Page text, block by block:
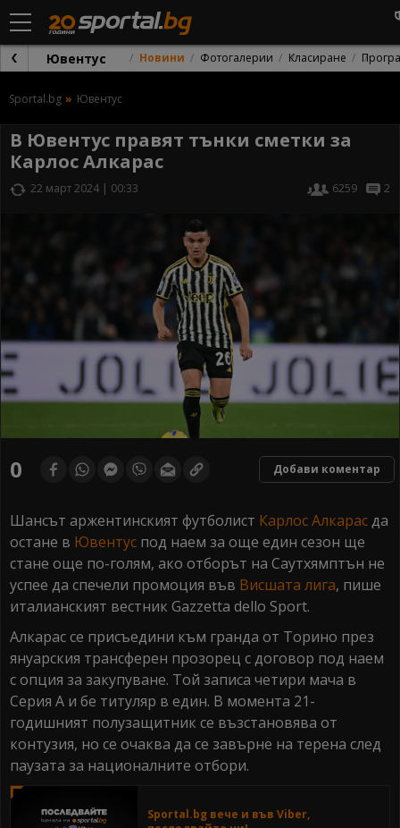
Ювентус Новини Фотогалерии Класиране
Sportal.bg Ювентус
В Ювентус правят тънки сметки за
Карлос Алкарас
22 март 2024 | 00:33 6259 2
0 Добави коментар
Шансът аржентинският футболист Карлос Алкарасда
остане в Ювентус под наем за още един сезон ще
стане още по-голям, ако отборът на Саутхямптън не
успее да спечели промоция във Висшата лига, пише
италианският вестник Gazzetta dello Sport.
Алкарас се присъедини към гранда от Торино през
януарския трансферен прозорец с договор под наем
с опция за закупуване. Той записа четири мача в
Серия А и бе титуляр в един. В момента 21-
годишният полузащитник се възстановява от
контузия, но се очаква да се завърне на терена след
паузата за националните отбори.
Sportal.bg вече и във Viber,